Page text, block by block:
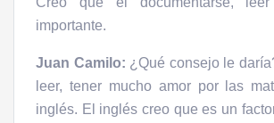
importante.
Juan Camilo: ¿Qué consejo le
leer, tener mucho amor por las
inglés. El inglés creo que es un